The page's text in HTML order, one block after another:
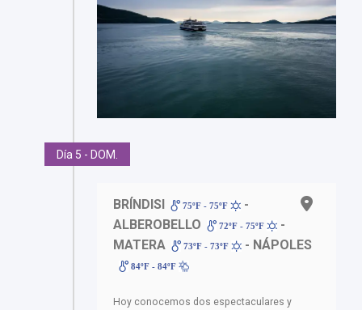
Día 5 - DOM.
BRÍNDISI 75ºF - 75ºF
-
ALBEROBELLO
72ºF - 75ºF
-
MATERA
73ºF - 73ºF - NÁPOLES
84ºF - 84ºF
Hoy conocemos dos espectaculares y